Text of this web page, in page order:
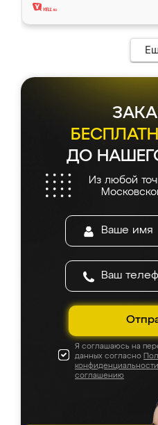
ДО
Из любой
Я соглашаюсь на
данных согласно
конфиденциальности
соглашению